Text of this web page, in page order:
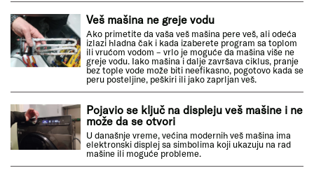
Veš mašina ne greje vodu
Ako primetite da vaša veš mašina pere veš, ali odeća
izlazi hladna čak i kada izaberete program sa toplom
ili vrućom vodom – vrlo je moguće da mašina više ne
greje vodu. Iako mašina i dalje završava ciklus, pranje
bez tople vode može biti neefikasno, pogotovo kada se
peru posteljine, peškiri ili jako zaprljan veš.
Pojavio se ključ na displeju veš mašine i ne
može da se otvori
U današnje vreme, većina modernih veš mašina ima
elektronski displej sa simbolima koji ukazuju na rad
mašine ili moguće probleme.